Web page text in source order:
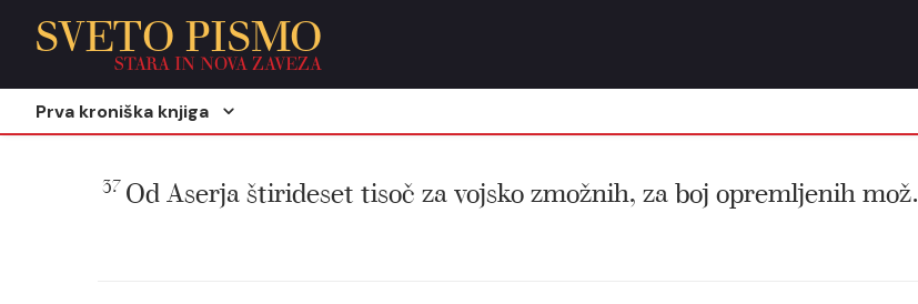
SVETO PISMO
STARA IN NOVA ZAVEZA
Prva kroniška knjiga
37 Od Aserja štirideset tisoč za vojsko zmožnih, za boj opremljenih mož.